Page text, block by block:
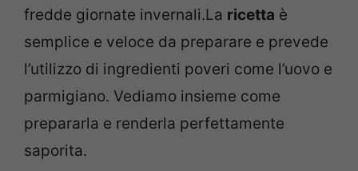
fredde giornate invernali.La ricetta è
semplice e veloce da preparare e prevede
l’utilizzo di ingredienti poveri come l’uovo e
parmigiano. Vediamo insieme come
prepararla e renderla perfettamente
saporita.